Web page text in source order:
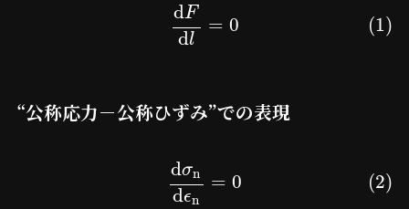
dF
dl
= 0 (1)
“公称応力－公称ひずみ”での表現
dσn
dϵn
= 0 (2)